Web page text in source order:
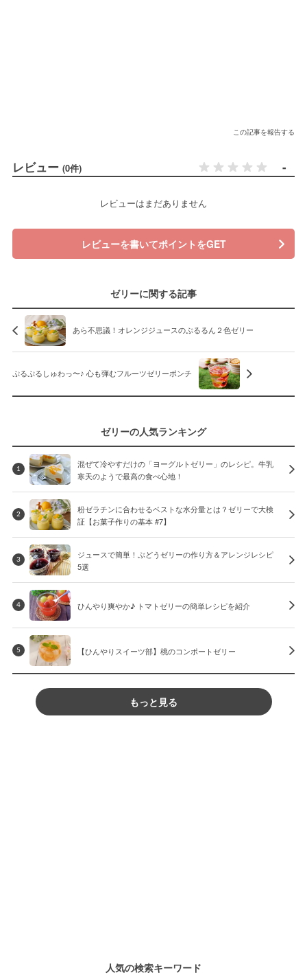
この記事を報告する
レビュー (0件) -
レビューはまだありません
レビューを書いてポイントをGET
ゼリーに関する記事
あら不思議！オレンジジュースのぷるるん２色ゼリー
ぷるぷるしゅわっ〜♪ 心も弾むフルーツゼリーポンチ
ゼリーの人気ランキング
1
混ぜて冷やすだけの「ヨーグルトゼリー」のレシピ。牛乳
寒天のようで最高の食べ心地！
2
粉ゼラチンに合わせるベストな水分量とは？ゼリーで大検
証【お菓子作りの基本 #7】
3
ジュースで簡単！ぶどうゼリーの作り方＆アレンジレシピ
5選
4 ひんやり爽やか♪ トマトゼリーの簡単レシピを紹介
5 【ひんやりスイーツ部】桃のコンポートゼリー
もっと見る
人気の検索キーワード